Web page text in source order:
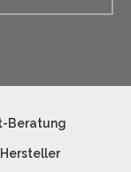
Beratung